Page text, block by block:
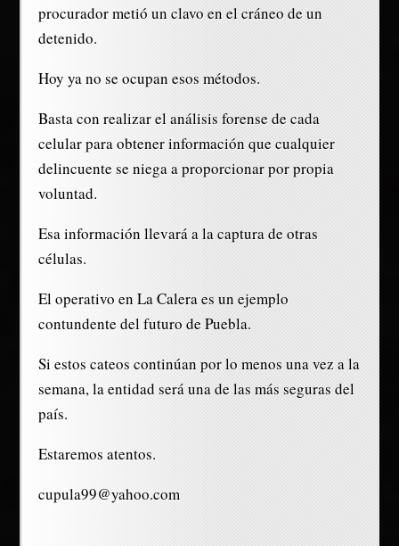
procurador metió un clavo en el cráneo de un
detenido.
Hoy ya no se ocupan esos métodos.
Basta con realizar el análisis forense de cada
celular para obtener información que cualquier
delincuente se niega a proporcionar por propia
voluntad.
Esa información llevará a la captura de otras
células.
El operativo en La Calera es un ejemplo
contundente del futuro de Puebla.
Si estos cateos continúan por lo menos una vez a la
semana, la entidad será una de las más seguras del
país.
Estaremos atentos.
cupula99@yahoo.com